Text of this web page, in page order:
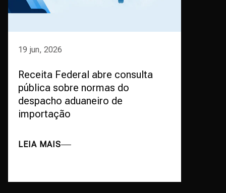
19 jun, 2026
Receita Federal abre consulta
pública sobre normas do
despacho aduaneiro de
importação
LEIA MAIS